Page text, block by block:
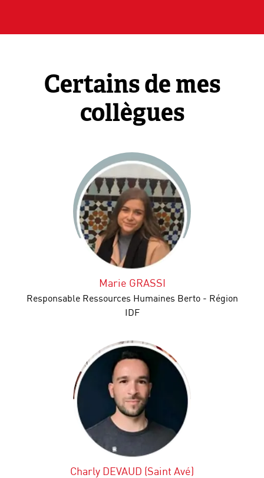
Certains de mes
collègues
Marie GRASSI
Responsable Ressources Humaines Berto - Région
IDF
Charly DEVAUD (Saint Avé)